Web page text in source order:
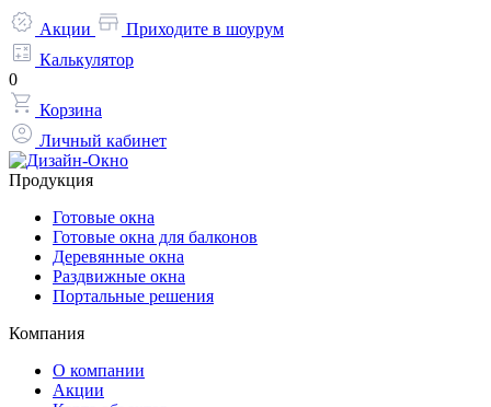
Акции
Приходите в шоурум
Калькулятор
0
Корзина
Личный кабинет
Продукция
Готовые окна
Готовые окна для балконов
Деревянные окна
Раздвижные окна
Портальные решения
Компания
О компании
Акции